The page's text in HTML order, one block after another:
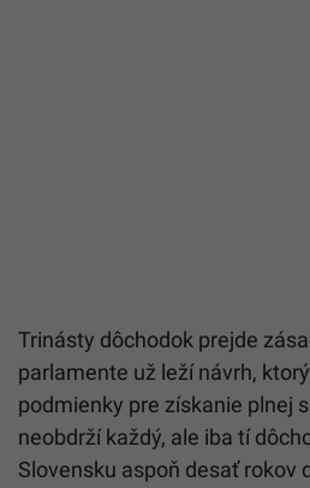
Trinásty dôchodok prejde
parlamente už leží návrh,
podmienky pre získanie plnej
neobdrží každý, ale iba tí
Slovensku aspoň desať rokov